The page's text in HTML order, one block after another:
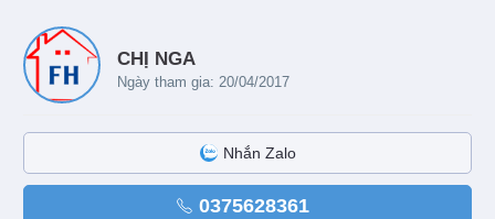
CHỊ NGA
Ngày tham gia: 20/04/2017
Nhắn Zalo
0375628361